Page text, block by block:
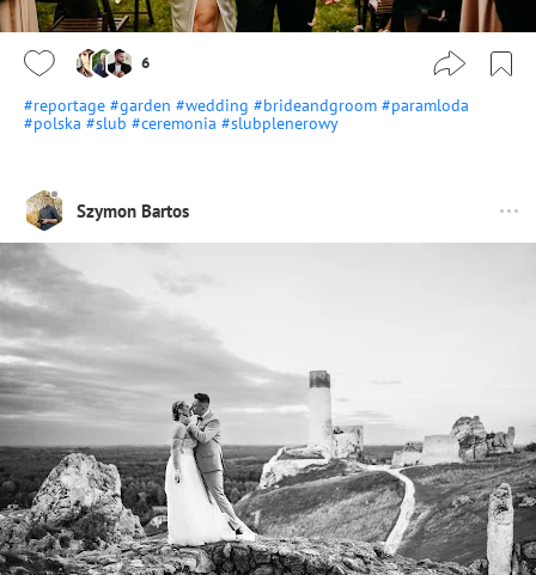
6
#reportage #garden #wedding #brideandgroom #paramloda
#polska #slub #ceremonia #slubplenerowy
Szymon Bartos